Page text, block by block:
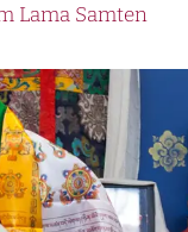
Lama Samten